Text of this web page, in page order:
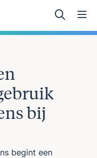
bij
begint een